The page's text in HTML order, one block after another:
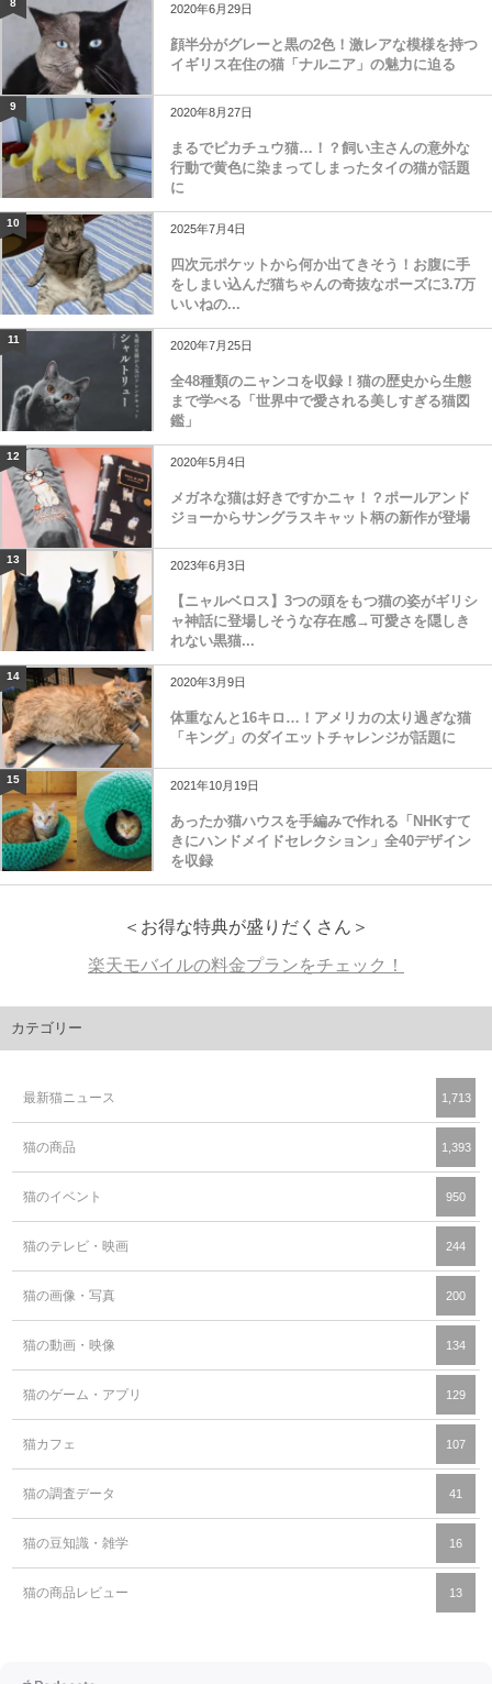
8 2020年6月29日
顔半分がグレーと黒の2色！激レアな模様を持つ
イギリス在住の猫「ナルニア」の魅力に迫る
9 2020年8月27日
まるでピカチュウ猫…！？飼い主さんの意外な
行動で黄色に染まってしまったタイの猫が話題
に
10 2025年7月4日
四次元ポケットから何か出てきそう！お腹に手
をしまい込んだ猫ちゃんの奇抜なポーズに3.7万
いいねの...
11 2020年7月25日
全48種類のニャンコを収録！猫の歴史から生態
まで学べる「世界中で愛される美しすぎる猫図
鑑」
12 2020年5月4日
メガネな猫は好きですかニャ！？ポールアンド
ジョーからサングラスキャット柄の新作が登場
13 2023年6月3日
【ニャルベロス】3つの頭をもつ猫の姿がギリシ
ャ神話に登場しそうな存在感→可愛さを隠しき
れない黒猫...
14 2020年3月9日
体重なんと16キロ…！アメリカの太り過ぎな猫
「キング」のダイエットチャレンジが話題に
15 2021年10月19日
あったか猫ハウスを手編みで作れる「NHKすて
きにハンドメイドセレクション」全40デザイン
を収録
＜お得な特典が盛りだくさん＞
楽天モバイルの料金プランをチェック！
カテゴリー
最新猫ニュース 1,713
猫の商品 1,393
猫のイベント 950
猫のテレビ・映画 244
猫の画像・写真 200
猫の動画・映像 134
猫のゲーム・アプリ 129
猫カフェ 107
猫の調査データ 41
猫の豆知識・雑学 16
猫の商品レビュー 13